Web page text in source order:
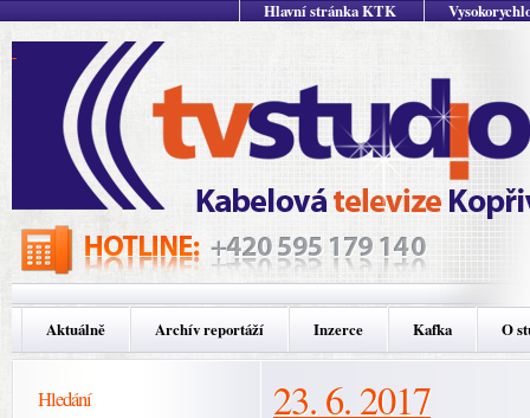
Hlavní stránka KTK
Aktuálně Archív reportáží Inzerce Kafka O
Hledání 23. 6. 2017